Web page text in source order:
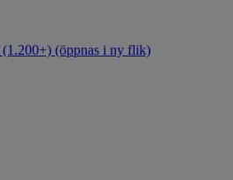
(1.200+) (öppnas i ny flik)